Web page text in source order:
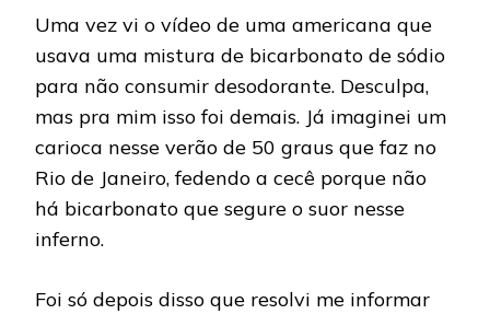
Uma vez vi o vídeo de uma americana que
usava uma mistura de bicarbonato de sódio
para não consumir desodorante. Desculpa,
mas pra mim isso foi demais. Já imaginei um
carioca nesse verão de 50 graus que faz no
Rio de Janeiro, fedendo a cecê porque não
há bicarbonato que segure o suor nesse
inferno.
Foi só depois disso que resolvi me informar